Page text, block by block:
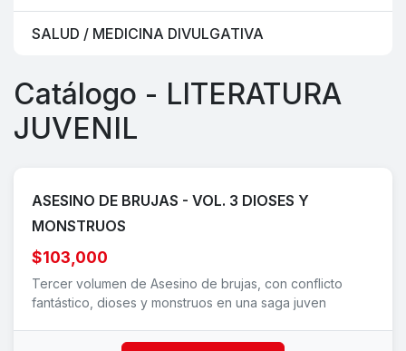
SALUD / MEDICINA DIVULGATIVA
Catálogo - LITERATURA
JUVENIL
ASESINO DE BRUJAS - VOL. 3 DIOSES Y
MONSTRUOS
$103,000
Tercer volumen de Asesino de brujas, con conflicto
fantástico, dioses y monstruos en una saga juven